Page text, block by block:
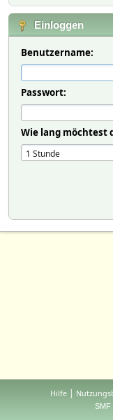
Einloggen
Benutzername:
Passwort:
Wie lang möchtest
Hilfe |
SMF